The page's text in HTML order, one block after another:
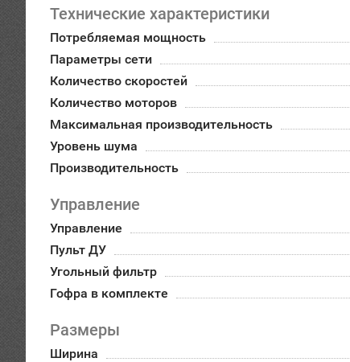
Технические характеристики
Потребляемая мощность
Параметры сети
Количество скоростей
Количество моторов
Максимальная производительность
Уровень шума
Производительность
Управление
Управление
Пульт ДУ
Угольный фильтр
Гофра в комплекте
Размеры
Ширина